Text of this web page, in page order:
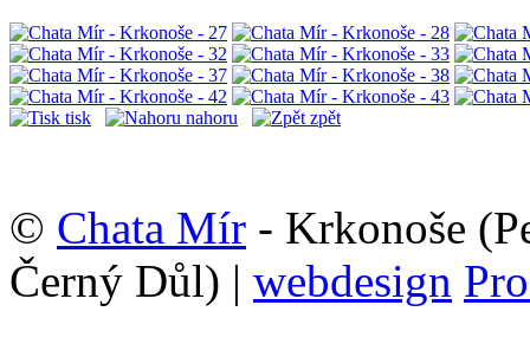
tisk nahoru zpět
© Chata Mír - Krkonoše
Černý Důl) | webdesign